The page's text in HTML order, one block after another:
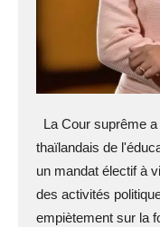
La Cour suprême
thaïlandais de
un mandat électif à
des activités
empiètement sur la